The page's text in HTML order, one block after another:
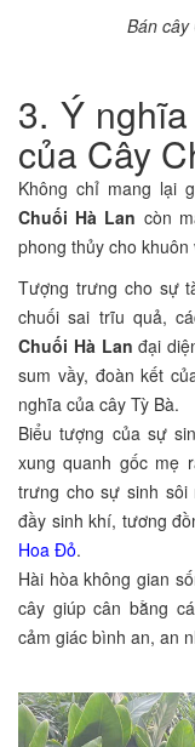
Bán cây
3. Ý
của Cây
Không chỉ mang lại
Chuối Hà Lan còn
phong thủy cho khuôn
Tượng trưng cho sự
chuối sai trĩu quả,
Chuối Hà Lan đại
sum vầy, đoàn kết
nghĩa của cây Tỳ Bà.
Biểu tượng của sự
xung quanh gốc mẹ
trưng cho sự sinh
đầy sinh khí, tương
Hoa Đỏ.
Hài hòa không gian
cây giúp cân bằng
cảm giác bình an, an